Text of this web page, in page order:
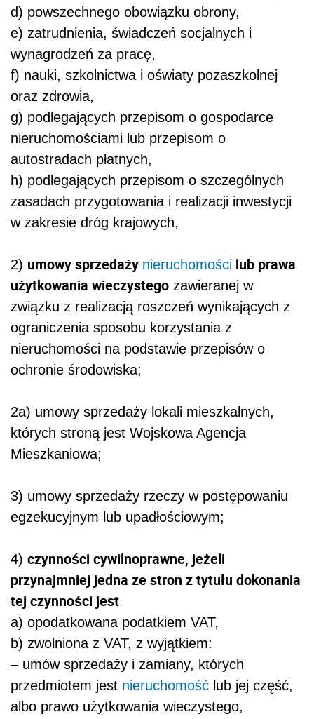
d) powszechnego obowiązku obrony,
e) zatrudnienia, świadczeń socjalnych i
wynagrodzeń za pracę,
f) nauki, szkolnictwa i oświaty pozaszkolnej
oraz zdrowia,
g) podlegających przepisom o gospodarce
nieruchomościami lub przepisom o
autostradach płatnych,
h) podlegających przepisom o szczególnych
zasadach przygotowania i realizacji inwestycji
w zakresie dróg krajowych,
2) umowy sprzedaży nieruchomości lub prawa
użytkowania wieczystego zawieranej w
związku z realizacją roszczeń wynikających z
ograniczenia sposobu korzystania z
nieruchomości na podstawie przepisów o
ochronie środowiska;
2a) umowy sprzedaży lokali mieszkalnych,
których stroną jest Wojskowa Agencja
Mieszkaniowa;
3) umowy sprzedaży rzeczy w postępowaniu
egzekucyjnym lub upadłościowym;
4) czynności cywilnoprawne, jeżeli
przynajmniej jedna ze stron z tytułu dokonania
tej czynności jest
a) opodatkowana podatkiem VAT,
b) zwolniona z VAT, z wyjątkiem:
– umów sprzedaży i zamiany, których
przedmiotem jest nieruchomość lub jej część,
albo prawo użytkowania wieczystego,